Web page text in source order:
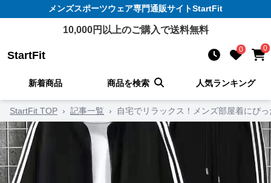
メンズスポーツウェア専門通販サイトStartFit
10,000円以上のご購入で送料無料
StartFit 0 0
新着商品 商品を検索 人気ランキング
StartFit TOP › 記事一覧 › 自宅でリラックス！メンズ部屋着にぴ